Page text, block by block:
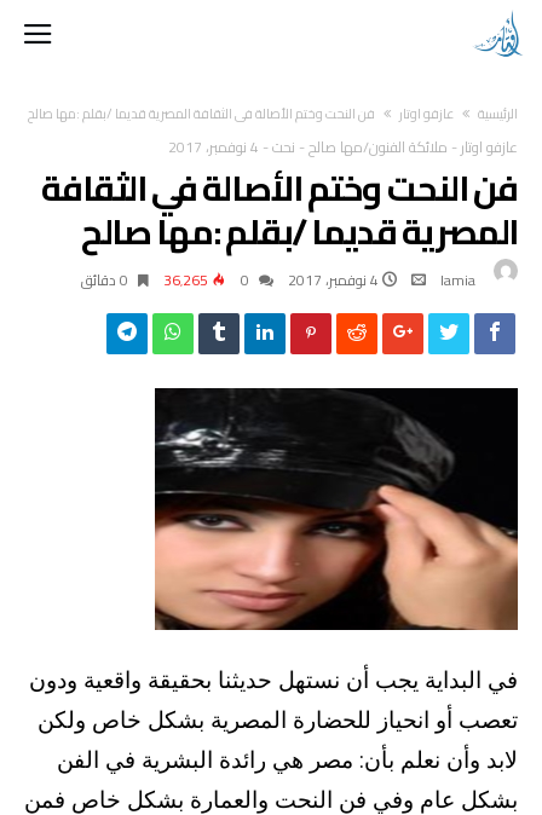
‫الرئيسية‬ عازفو اوتار فن النحت وختم الأصالة في الثقافة المصرية قديما /بقلم :مها صالح
عازفو اوتار- ملائكة الفنون/مها صالح- نحت- 4 نوفمبر، 2017
فن النحت وختم الأصالة في الثقافة
المصرية قديما /بقلم :مها صالح
lamia 4 نوفمبر، 2017 36٬265 0 ‫دقائق‬
في البداية يجب أن نستهل حديثنا بحقيقة واقعية ودون
تعصب أو انحياز للحضارة المصرية بشكل خاص ولكن
لابد وأن نعلم بأن: مصر هي رائدة البشرية في الفن
بشكل عام وفي فن النحت والعمارة بشكل خاص فمن